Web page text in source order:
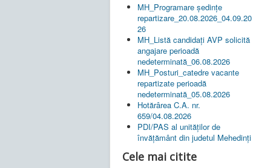
MH_Programare ședințe
repartizare_20.08.2026_04.09.20
26
MH_Listă candidați AVP solicită
angajare perioadă
nedeterminată_06.08.2026
MH_Posturi_catedre vacante
repartizate perioadă
nedeterminată_05.08.2026
Hotărârea C.A. nr.
659/04.08.2026
PDI/PAS al unităților de
învățământ din judetul Mehedinți
Cele mai citite